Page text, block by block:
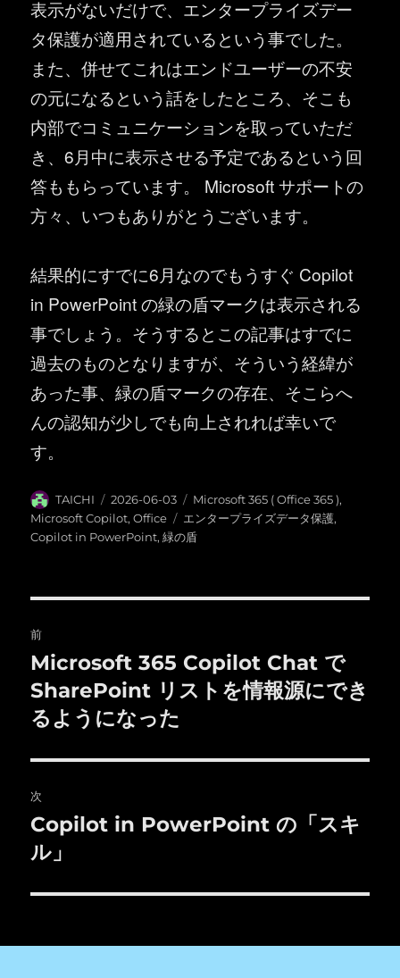
表示がないだけで、エンタープライズデー
タ保護が適用されているという事でした。
また、併せてこれはエンドユーザーの不安
の元になるという話をしたところ、そこも
内部でコミュニケーションを取っていただ
き、6月中に表示させる予定であるという回
答ももらっています。 Microsoft サポートの
方々、いつもありがとうございます。
結果的にすでに6月なのでもうすぐ Copilot
in PowerPoint の緑の盾マークは表示される
事でしょう。そうするとこの記事はすでに
過去のものとなりますが、そういう経緯が
あった事、緑の盾マークの存在、そこらへ
んの認知が少しでも向上されれば幸いで
す。
投
稿
者
TAICHI
投
稿
日:
2026-06-03
カ
テ
ゴ
Microsoft 365 ( Office 365 ),
Microsoft Copilot,Office
タ
グ
エンタープライズデータ保護,
Copilot in PowerPoint,緑の盾
稿
ナ
ビ
ゲ
ー
シ
前
前
の
投
Microsoft 365 Copilot Chat で
SharePoint リストを情報源にでき
るようになった
次
次
の
稿:
Copilot in PowerPoint の「スキ
ル」